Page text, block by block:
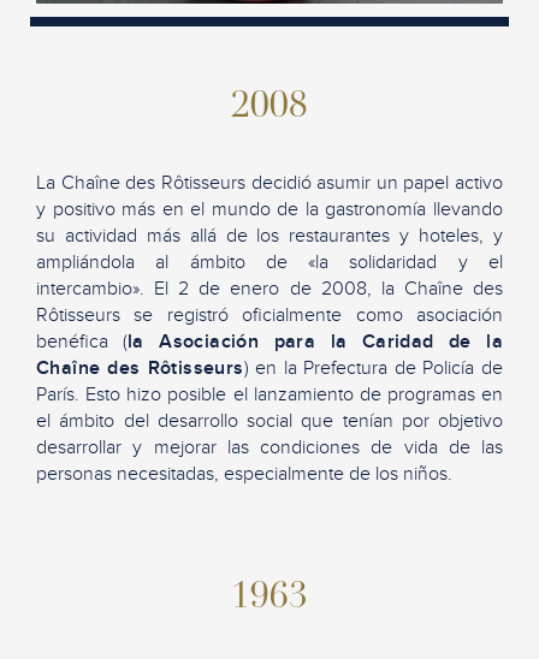
2008
La Chaîne des Rôtisseurs decidió asumir un papel activo
y positivo más en el mundo de la gastronomía llevando
su actividad más allá de los restaurantes y hoteles, y
ampliándola al ámbito de «la solidaridad y el
intercambio». El 2 de enero de 2008, la Chaîne des
Rôtisseurs se registró oficialmente como asociación
benéfica (la Asociación para la Caridad de la
Chaîne des Rôtisseurs) en la Prefectura de Policía de
París. Esto hizo posible el lanzamiento de programas en
el ámbito del desarrollo social que tenían por objetivo
desarrollar y mejorar las condiciones de vida de las
personas necesitadas, especialmente de los niños.
1963